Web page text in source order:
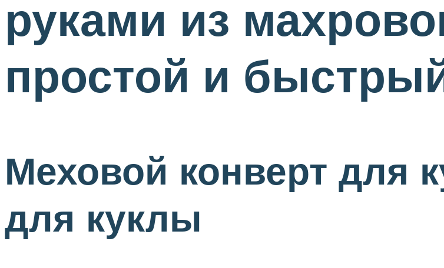
руками из
простой и
Меховой конверт для
для куклы